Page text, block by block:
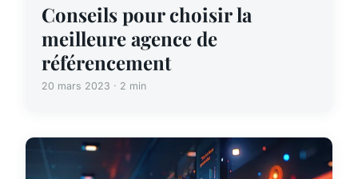
Conseils pour choisir la
meilleure agence de
référencement
20 mars 2023 · 2 min